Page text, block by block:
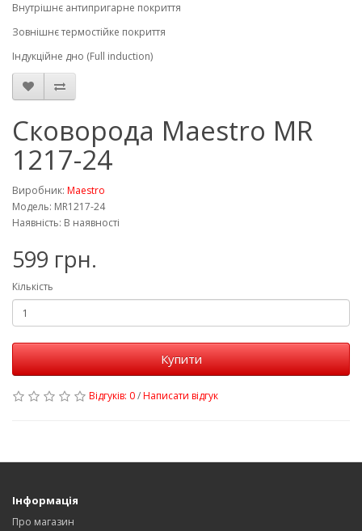
Внутрішнє антипригарне покриття
Зовнішнє термостійке покриття
Індукційне дно (Full induction)
Сковорода Maestro MR
1217-24
Виробник: Maestro
Модель: MR1217-24
Наявність: В наявності
599 грн.
Кількість
Купити
Відгуків: 0/Написати відгук
Інформація
Про магазин